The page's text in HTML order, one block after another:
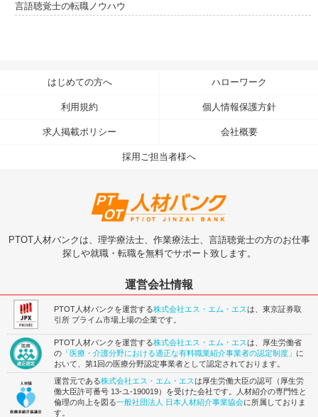
言語聴覚士の転職ノウハウ
はじめての方へ ハローワーク
利用規約 個人情報保護方針
求人掲載ポリシー 会社概要
採用ご担当者様へ
PTOT人材バンクは、理学療法士、作業療法士、言語聴覚士の方のお仕事
探しや就職・転職を無料でサポート致します。
運営会社情報
PTOT人材バンクを運営する株式会社エス・エム・エスは、東京証券取
引所 プライム市場上場の企業です。
PTOT人材バンクを運営する株式会社エス・エム・エスは、厚生労働省
の 「医療・介護分野における適正な有料職業紹介事業者の認定制度」 に
おいて、第1回の医療分野認定事業者として認定されております。
運営元である株式会社エス・エム・エスは厚生労働大臣の認可（厚生労
働大臣許可番号 13-ユ-190019）を受けた会社です。人材紹介の専門性と
倫理の向上を図る一般社団法人 日本人材紹介事業協会に所属しておりま
す。